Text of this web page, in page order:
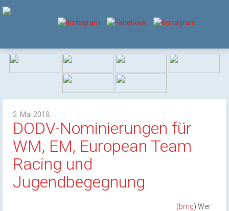
2. Mai 2018
DODV-Nominierungen für
WM, EM, European Team
Racing und
Jugendbegegnung
(bmg) Wer